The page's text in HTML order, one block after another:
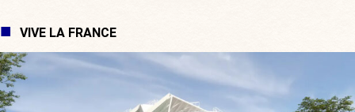
VIVE LA FRANCE